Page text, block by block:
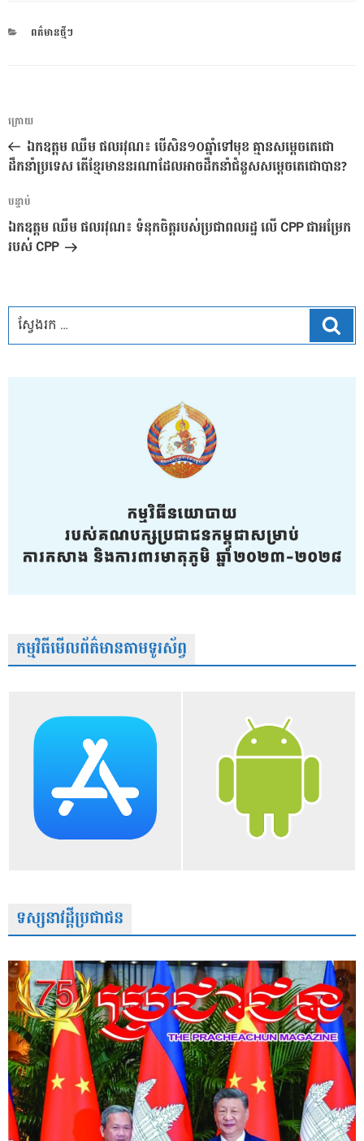
CATEGORIES
ពត៌មានថ្មីៗ
ការ​
នាំទិស​
ប្រកាស
អត្ថបទ
មុន
ក្រោយ
ឯកឧត្តម ឈឹម ផលរវុណ៖ បើសិន១០ឆ្នាំទៅមុខ គ្មានសម្ដេចតេជោ
ដឹកនាំប្រទេស តើខ្មែរមាននរណាដែលអាចដឹកនាំជំនួសសម្ដេចតេជោបាន?
អត្ថបទ
បន្ទាប់
បន្ទាប់
ឯកឧត្តម ឈឹម ផលរវុណ៖ ទំនុកចិត្តរបស់ប្រជាពលរដ្ឋ លើ CPP ជាអម្រែក
របស់ CPP
កម្មវិធីមើលព័ត៌មានតាមទូរស័ព្វ
ទស្សនាវដ្តីប្រជាជន